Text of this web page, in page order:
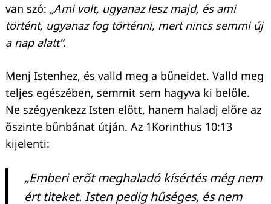
van szó: „Ami volt, ugyanaz lesz majd, és ami
történt, ugyanaz fog történni, mert nincs semmi új
a nap alatt”.
Menj Istenhez, és valld meg a bűneidet. Valld meg
teljes egészében, semmit sem hagyva ki belőle.
Ne szégyenkezz Isten előtt, hanem haladj előre az
őszinte bűnbánat útján. Az 1Korinthus 10:13
kijelenti:
„Emberi erőt meghaladó kísértés még nem
ért titeket. Isten pedig hűséges, és nem
Keresés: